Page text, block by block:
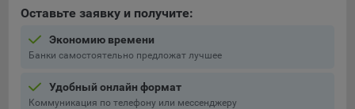
опцию в истории браузера.
Подробнее о параметрах управления можно ознакомиться,
перейдя по внешним ссылкам, ведущим на
Firefox
Оставьте заявку и получите:
Экономию времени
Банки самостоятельно предложат лучшее
Удобный онлайн формат
Коммуникация по телефону или мессенджеру